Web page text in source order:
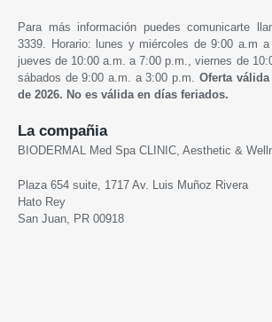
Para más información puedes comunicarte
3339. Horario: lunes y miércoles de 9:00 a.m
jueves de 10:00 a.m. a 7:00 p.m., viernes de
sábados de 9:00 a.m. a 3:00 p.m. Oferta
de 2026. No es válida en días feriados.
La compañia
BIODERMAL Med Spa CLINIC, Aesthetic &
Plaza 654 suite, 1717 Av. Luis Muñoz Rivera
Hato Rey
San Juan, PR 00918